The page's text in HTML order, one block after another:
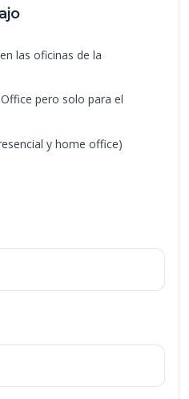
las oficinas de la
pero solo para el
y home office)